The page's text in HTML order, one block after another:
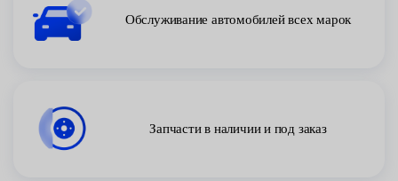
Обслуживание автомобилей всех марок
Запчасти в наличии и под заказ